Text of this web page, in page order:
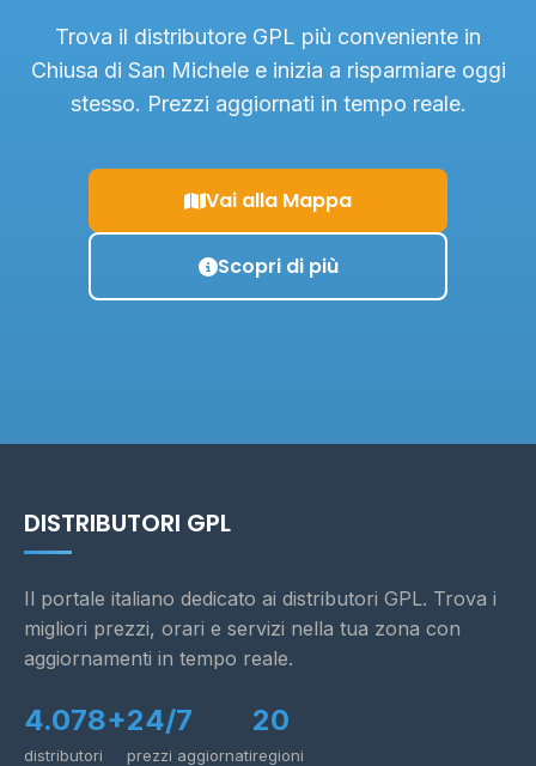
Trova il distributore GPL più conveniente in
Chiusa di San Michele e inizia a risparmiare oggi
stesso. Prezzi aggiornati in tempo reale.
Vai alla Mappa
Scopri di più
DISTRIBUTORI GPL
Il portale italiano dedicato ai distributori GPL. Trova i
migliori prezzi, orari e servizi nella tua zona con
aggiornamenti in tempo reale.
4.078+
distributori
24/7
prezzi aggiornati
20
regioni